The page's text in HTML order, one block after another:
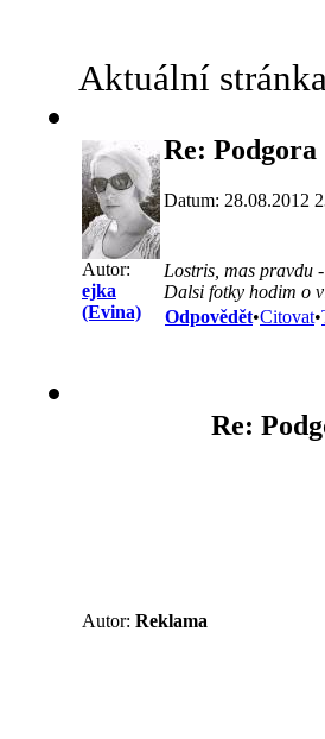
Aktuální
Autor:
ejka
(Evina)
Re: Podgora
Datum: 28.08.2012
Lostris, mas pravdu
Dalsi fotky hodim o
Odpovědět•Citovat•
Autor: Reklama
Re: